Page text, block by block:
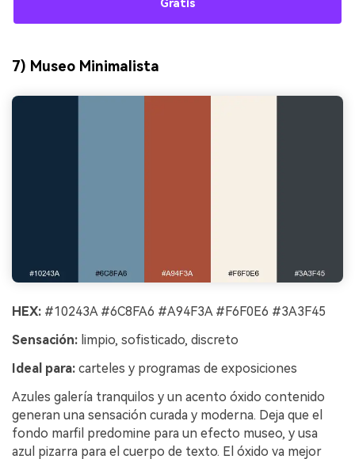
Gratis
7) Museo Minimalista
HEX: #10243A #6C8FA6 #A94F3A #F6F0E6 #3A3F45
Sensación: limpio, sofisticado, discreto
Ideal para: carteles y programas de exposiciones
Azules galería tranquilos y un acento óxido contenido
generan una sensación curada y moderna. Deja que el
fondo marfil predomine para un efecto museo, y usa
azul pizarra para el cuerpo de texto. El óxido va mejor